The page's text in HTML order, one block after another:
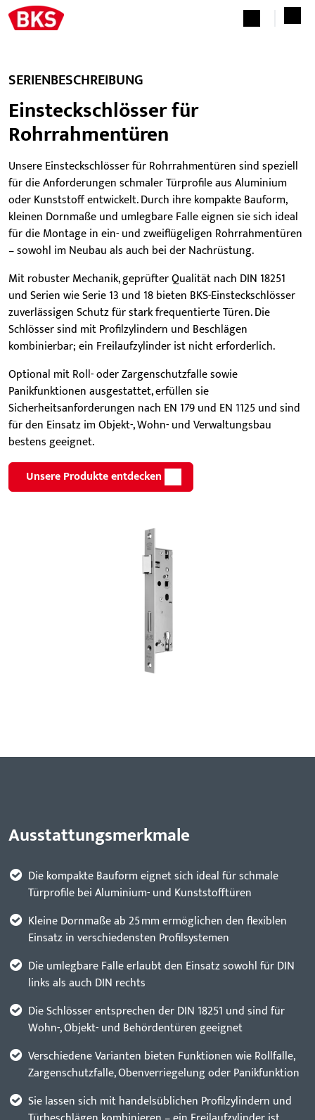
SERIENBESCHREIBUNG
Einsteckschlösser für
Rohrrahmentüren
Unsere Einsteckschlösser für Rohrrahmentüren sind speziell
für die Anforderungen schmaler Türprofile aus Aluminium
oder Kunststoff entwickelt. Durch ihre kompakte Bauform,
kleinen Dornmaße und umlegbare Falle eignen sie sich ideal
für die Montage in ein- und zweiflügeligen Rohrrahmentüren
– sowohl im Neubau als auch bei der Nachrüstung.
Mit robuster Mechanik, geprüfter Qualität nach DIN 18251
und Serien wie Serie 13 und 18 bieten BKS-Einsteckschlösser
zuverlässigen Schutz für stark frequentierte Türen. Die
Schlösser sind mit Profilzylindern und Beschlägen
kombinierbar; ein Freilaufzylinder ist nicht erforderlich.
Optional mit Roll- oder Zargenschutzfalle sowie
Panikfunktionen ausgestattet, erfüllen sie
Sicherheitsanforderungen nach EN 179 und EN 1125 und sind
für den Einsatz im Objekt-, Wohn- und Verwaltungsbau
bestens geeignet.
Unsere Produkte entdecken
Ausstattungsmerkmale
Die kompakte Bauform eignet sich ideal für schmale
Türprofile bei Aluminium- und Kunststofftüren
Kleine Dornmaße ab 25 mm ermöglichen den flexiblen
Einsatz in verschiedensten Profilsystemen
Die umlegbare Falle erlaubt den Einsatz sowohl für DIN
links als auch DIN rechts
Die Schlösser entsprechen der DIN 18251 und sind für
Wohn-, Objekt- und Behördentüren geeignet
Verschiedene Varianten bieten Funktionen wie Rollfalle,
Zargenschutzfalle, Obenverriegelung oder Panikfunktion
Sie lassen sich mit handelsüblichen Profilzylindern und